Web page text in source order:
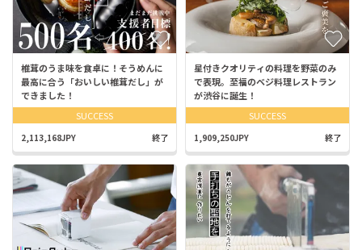
椎茸のうま味を食卓に！そうめんに
最高に合う「おいしい椎茸だし」が
できました！
SUCCESS
2,113,168JPY 終了
星付きクオリティの料理を野菜のみ
で表現。至福のベジ料理レストラン
が渋谷に誕生！
SUCCESS
1,909,250JPY 終了